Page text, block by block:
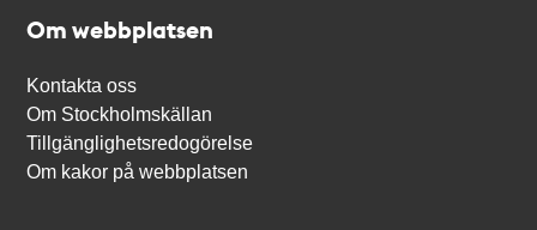
Om webbplatsen
Kontakta oss
Om Stockholmskällan
Tillgänglighetsredogörelse
Om kakor på webbplatsen